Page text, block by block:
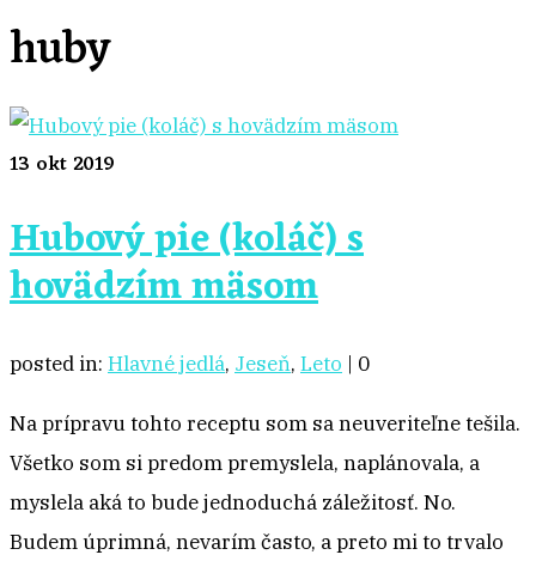
huby
13 okt 2019
Hubový pie (koláč) s
hovädzím mäsom
posted in: Hlavné jedlá, Jeseň, Leto | 0
Na prípravu tohto receptu som sa neuveriteľne tešila.
Všetko som si predom premyslela, naplánovala, a
myslela aká to bude jednoduchá záležitosť. No.
Budem úprimná, nevarím často, a preto mi to trvalo